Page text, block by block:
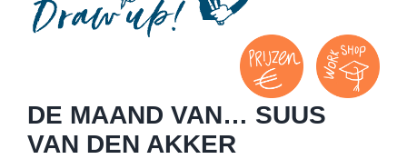
DE MAAND VAN… SUUS
VAN DEN AKKER